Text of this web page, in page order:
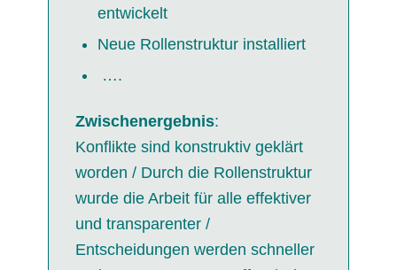
entwickelt
Neue Rollenstruktur installiert
….
Zwischenergebnis:
Konflikte sind konstruktiv geklärt
worden / Durch die Rollenstruktur
wurde die Arbeit für alle effektiver
und transparenter /
Entscheidungen werden schneller